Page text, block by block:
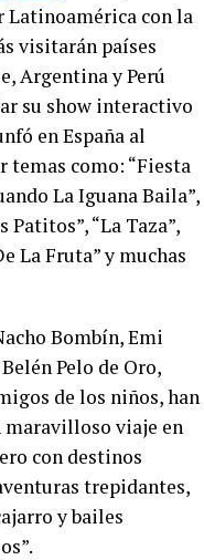
Latinoamérica con la
visitarán países
Argentina y Perú
su show interactivo
en España al
temas como: “Fiesta
La Iguana Baila”,
Patitos”, “La Taza”,
La Fruta” y muchas
Bombín, Emi
Pelo de Oro,
de los niños, han
maravilloso viaje en
con destinos
trepidantes,
y bailes